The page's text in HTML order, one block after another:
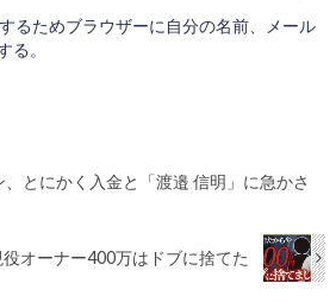
るためブラウザーに自分の名前、メール
る。
、とにかく入金と「渡邉 信明」に急かさ
役オーナー400万はドブに捨てた